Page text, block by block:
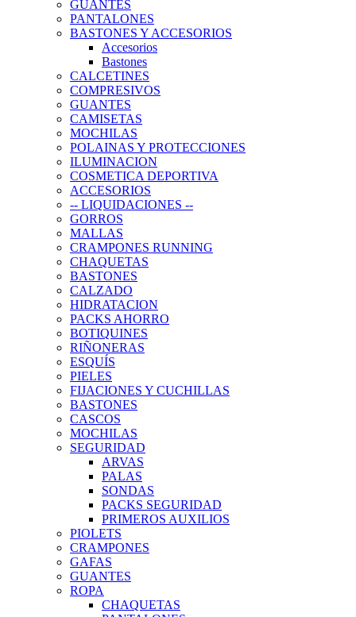
GUANTES
PANTALONES
BASTONES Y ACCESORIOS
Accesorios
Bastones
CALCETINES
COMPRESIVOS
GUANTES
CAMISETAS
MOCHILAS
POLAINAS Y PROTECCIONES
ILUMINACION
COSMETICA DEPORTIVA
ACCESORIOS
-- LIQUIDACIONES --
GORROS
MALLAS
CRAMPONES RUNNING
CHAQUETAS
BASTONES
CALZADO
HIDRATACION
PACKS AHORRO
BOTIQUINES
RIÑONERAS
ESQUÍS
PIELES
FIJACIONES Y CUCHILLAS
BASTONES
CASCOS
MOCHILAS
SEGURIDAD
ARVAS
PALAS
SONDAS
PACKS SEGURIDAD
PRIMEROS AUXILIOS
PIOLETS
CRAMPONES
GAFAS
GUANTES
ROPA
CHAQUETAS